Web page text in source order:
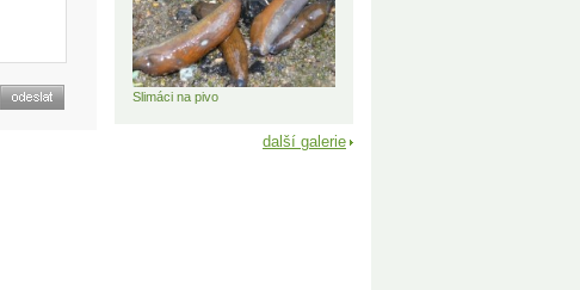
Slimáci na pivo
další galerie